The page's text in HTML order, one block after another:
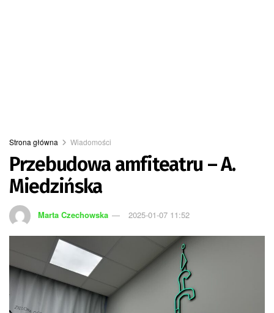
Strona główna Wiadomości
Przebudowa amfiteatru – A.
Miedzińska
Marta Czechowska 2025-01-07 11:52